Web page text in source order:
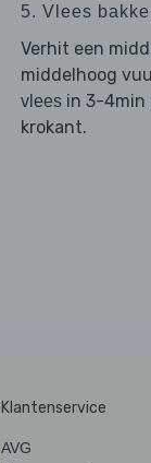
5. Vlees
Verhit een
middelhoog
vleesin 3-4min
krokant.
Klantenservice
AVG